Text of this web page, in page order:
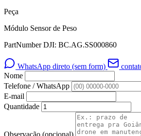
Peça
Módulo Sensor de Peso
PartNumber DJI: BC.AG.SS000860
WhatsApp direto (sem form)
Nome
Telefone / WhatsApp
E-mail
Quantidade
Observação (opcional)